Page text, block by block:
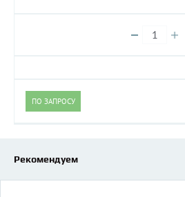
ПО ЗАПРОСУ
Рекомендуем